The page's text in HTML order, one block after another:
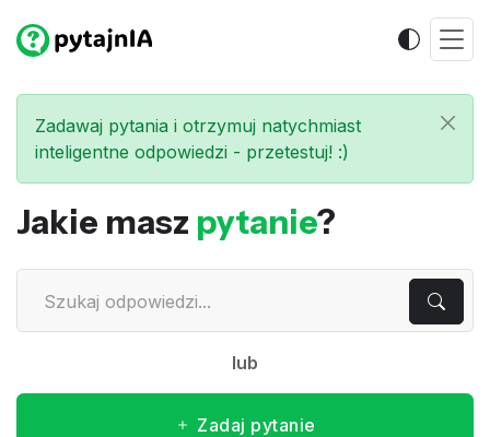
Zadawaj pytania i otrzymuj natychmiast
inteligentne odpowiedzi - przetestuj! :)
Jakie masz pytanie?
lub
Zadaj pytanie